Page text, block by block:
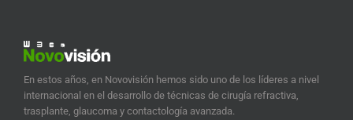
En estos años, en Novovisión hemos sido uno de los líderes a nivel
internacional en el desarrollo de técnicas de cirugía refractiva,
trasplante, glaucoma y contactología avanzada.